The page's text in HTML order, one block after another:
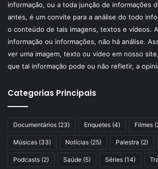
informação, ou a toda junção de informações
antes, é um convite para a análise do todo
o conteúdo de tais imagens, textos e vídeos.
informação ou informações, não há análise.
ver uma imagem, texto ou vídeo em nosso
que tal informação pode ou não refletir, a
Categorias Principais
Documentários (23) Enquetes (4) Filmes
Músicas (33) Notícias (25) Palestra (2)
Podcasts (2) Saúde (5) Séries (14)